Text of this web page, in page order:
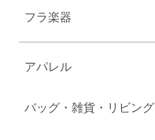
フラ楽器
アパレル
バッグ・雑貨・リビング